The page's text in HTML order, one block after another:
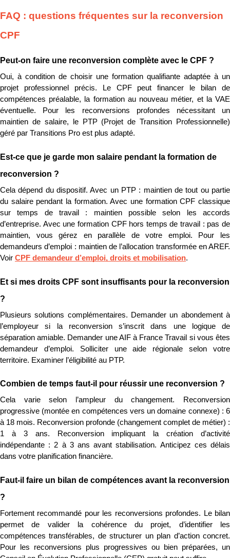
FAQ : questions fréquentes sur la reconversion
CPF
Peut-on faire une reconversion complète avec le CPF ?
Oui, à condition de choisir une formation qualifiante adaptée à un
projet professionnel précis. Le CPF peut financer le bilan de
compétences préalable, la formation au nouveau métier, et la VAE
éventuelle. Pour les reconversions profondes nécessitant un
maintien de salaire, le PTP (Projet de Transition Professionnelle)
géré par Transitions Pro est plus adapté.
Est-ce que je garde mon salaire pendant la formation de
reconversion ?
Cela dépend du dispositif. Avec un PTP : maintien de tout ou partie
du salaire pendant la formation. Avec une formation CPF classique
sur temps de travail : maintien possible selon les accords
d’entreprise. Avec une formation CPF hors temps de travail : pas de
maintien, vous gérez en parallèle de votre emploi. Pour les
demandeurs d’emploi : maintien de l’allocation transformée en AREF.
Voir CPF demandeur d’emploi, droits et mobilisation.
Et si mes droits CPF sont insuffisants pour la reconversion
?
Plusieurs solutions complémentaires. Demander un abondement à
l’employeur si la reconversion s’inscrit dans une logique de
séparation amiable. Demander une AIF à France Travail si vous êtes
demandeur d’emploi. Solliciter une aide régionale selon votre
territoire. Examiner l’éligibilité au PTP.
Combien de temps faut-il pour réussir une reconversion ?
Cela varie selon l’ampleur du changement. Reconversion
progressive (montée en compétences vers un domaine connexe) : 6
à 18 mois. Reconversion profonde (changement complet de métier) :
1 à 3 ans. Reconversion impliquant la création d’activité
indépendante : 2 à 3 ans avant stabilisation. Anticipez ces délais
dans votre planification financière.
Faut-il faire un bilan de compétences avant la reconversion
?
Fortement recommandé pour les reconversions profondes. Le bilan
permet de valider la cohérence du projet, d’identifier les
compétences transférables, de structurer un plan d’action concret.
Pour les reconversions plus progressives ou bien préparées, un